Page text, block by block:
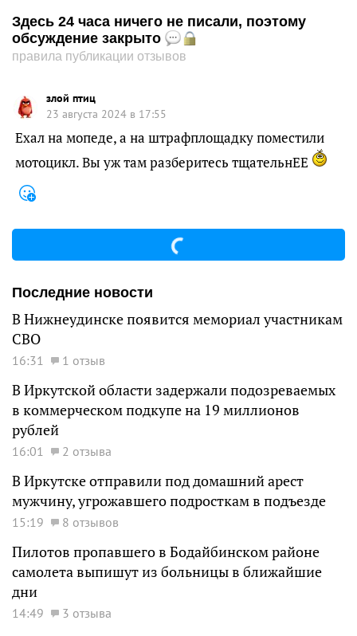
Здесь 24 часа ничего не писали, поэтому
обсуждение закрыто
правила публикации отзывов
злой птиц
23 августа 2024 в 17:55
Ехал на мопеде, а на штрафплощадку поместили
мотоцикл. Вы уж там разберитесь тщательнЕЕ
Последние новости
В Нижнеудинске появится мемориал участникам
СВО
16:31 1 отзыв
В Иркутской области задержали подозреваемых
в коммерческом подкупе на 19 миллионов
рублей
16:01 2 отзыва
В Иркутске отправили под домашний арест
мужчину, угрожавшего подросткам в подъезде
15:19 8 отзывов
Пилотов пропавшего в Бодайбинском районе
самолета выпишут из больницы в ближайшие
дни
14:49
3 отзыва